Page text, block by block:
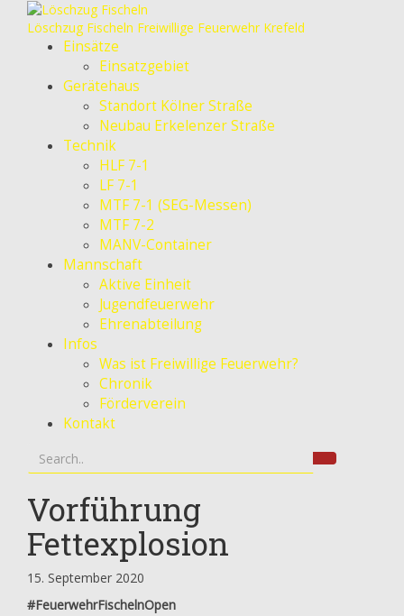
Löschzug Fischeln Freiwillige Feuerwehr Krefeld
Einsätze
Einsatzgebiet
Gerätehaus
Standort Kölner Straße
Neubau Erkelenzer Straße
Technik
HLF 7-1
LF 7-1
MTF 7-1 (SEG-Messen)
MTF 7-2
MANV-Container
Mannschaft
Aktive Einheit
Jugendfeuerwehr
Ehrenabteilung
Infos
Was ist Freiwillige Feuerwehr?
Chronik
Förderverein
Kontakt
Vorführung
Fettexplosion
15. September 2020
#FeuerwehrFischelnOpen